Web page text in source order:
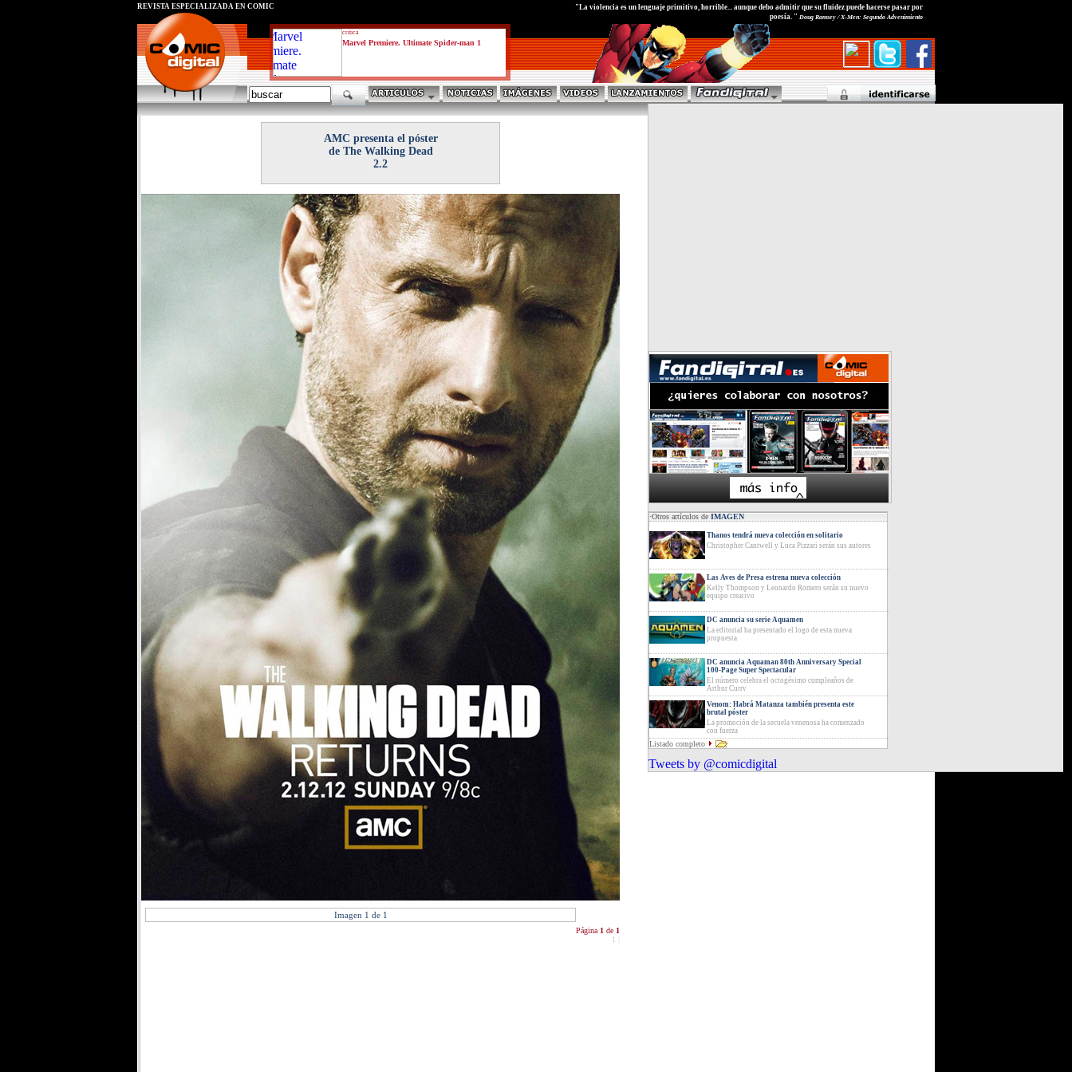
critica
Marvel Premiere. Ultimate Spider-man 1
REVISTA ESPECIALIZADA EN CÓMIC
"La violencia es un lenguaje primitivo, horrible... aunque debo admitir que su fluidez puede hacerse pasar por
poesía. " Doug Ramsey / X-Men: Segundo Advenimiento
AMC presenta el póster
de The Walking Dead
2.2
Imagen 1 de 1
Página 1 de 1
1
·Otros artículos deIMAGEN
Thanos tendrá nueva colección en solitario
Christopher Cantwell y Luca Pizzari serán sus autores
Las Aves de Presa estrena nueva colección
Kelly Thompson y Leonardo Romero serán su nuevo
equipo creativo
DC anuncia su serie Aquamen
La editorial ha presentado el logo de esta nueva
propuesta
DC anuncia Aquaman 80th Anniversary Special
100-Page Super Spectacular
El número celebra el octogésimo cumpleaños de
Arthur Curry
Venom: Habrá Matanza también presenta este
brutal póster
La promoción de la secuela venenosa ha comenzado
con fuerza
Listado completo
Tweets by @comicdigital